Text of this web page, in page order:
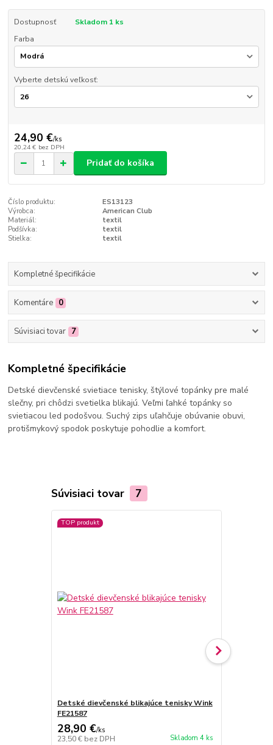
Dostupnosť
Skladom 1 ks
Farba
Vyberte detskú veľkosť:
24,90 €/ks
20,24 € bez DPH
Pridať do košíka
Číslo produktu:
ES13123
Výrobca:
American Club
Materiál:
textil
Podšívka:
textil
Stielka:
textil
Kompletné špecifikácie
Komentáre 0
Súvisiaci tovar 7
Kompletné špecifikácie
Detské dievčenské svietiace tenisky, štýlové topánky pre malé
slečny, pri chôdzi svetielka blikajú. Veľmi ľahké topánky so
svietiacou led podošvou. Suchý zips uľahčuje obúvanie obuvi,
protišmykový spodok poskytuje pohodlie a komfort.
Súvisiaci tovar 7
TOP produkt
Detské dievčenské blikajúce tenisky Wink
FE21587
28,90 €/ks
23,50 € bez DPH Skladom 4 ks